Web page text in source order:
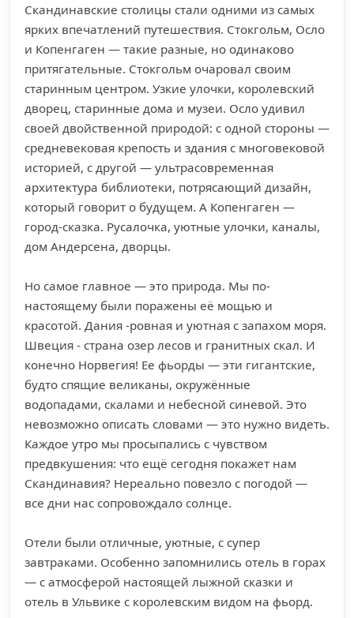
Скандинавские столицы стали одними из самых
ярких впечатлений путешествия. Стокгольм, Осло
и Копенгаген — такие разные, но одинаково
притягательные. Стокгольм очаровал своим
старинным центром. Узкие улочки, королевский
дворец, старинные дома и музеи. Осло удивил
своей двойственной природой: с одной стороны —
средневековая крепость и здания с многовековой
историей, с другой — ультрасовременная
архитектура библиотеки, потрясающий дизайн,
который говорит о будущем. А Копенгаген —
город-сказка. Русалочка, уютные улочки, каналы,
дом Андерсена, дворцы.
Но самое главное — это природа. Мы по-
настоящему были поражены её мощью и
красотой. Дания -ровная и уютная с запахом моря.
Швеция - страна озер лесов и гранитных скал. И
конечно Норвегия! Ее фьорды — эти гигантские,
будто спящие великаны, окружённые
водопадами, скалами и небесной синевой. Это
невозможно описать словами — это нужно видеть.
Каждое утро мы просыпались с чувством
предвкушения: что ещё сегодня покажет нам
Скандинавия? Нереально повезло с погодой —
все дни нас сопровождало солнце.
Отели были отличные, уютные, с супер
завтраками. Особенно запомнились отель в горах
— с атмосферой настоящей лыжной сказки и
отель в Ульвике с королевским видом на фьорд.